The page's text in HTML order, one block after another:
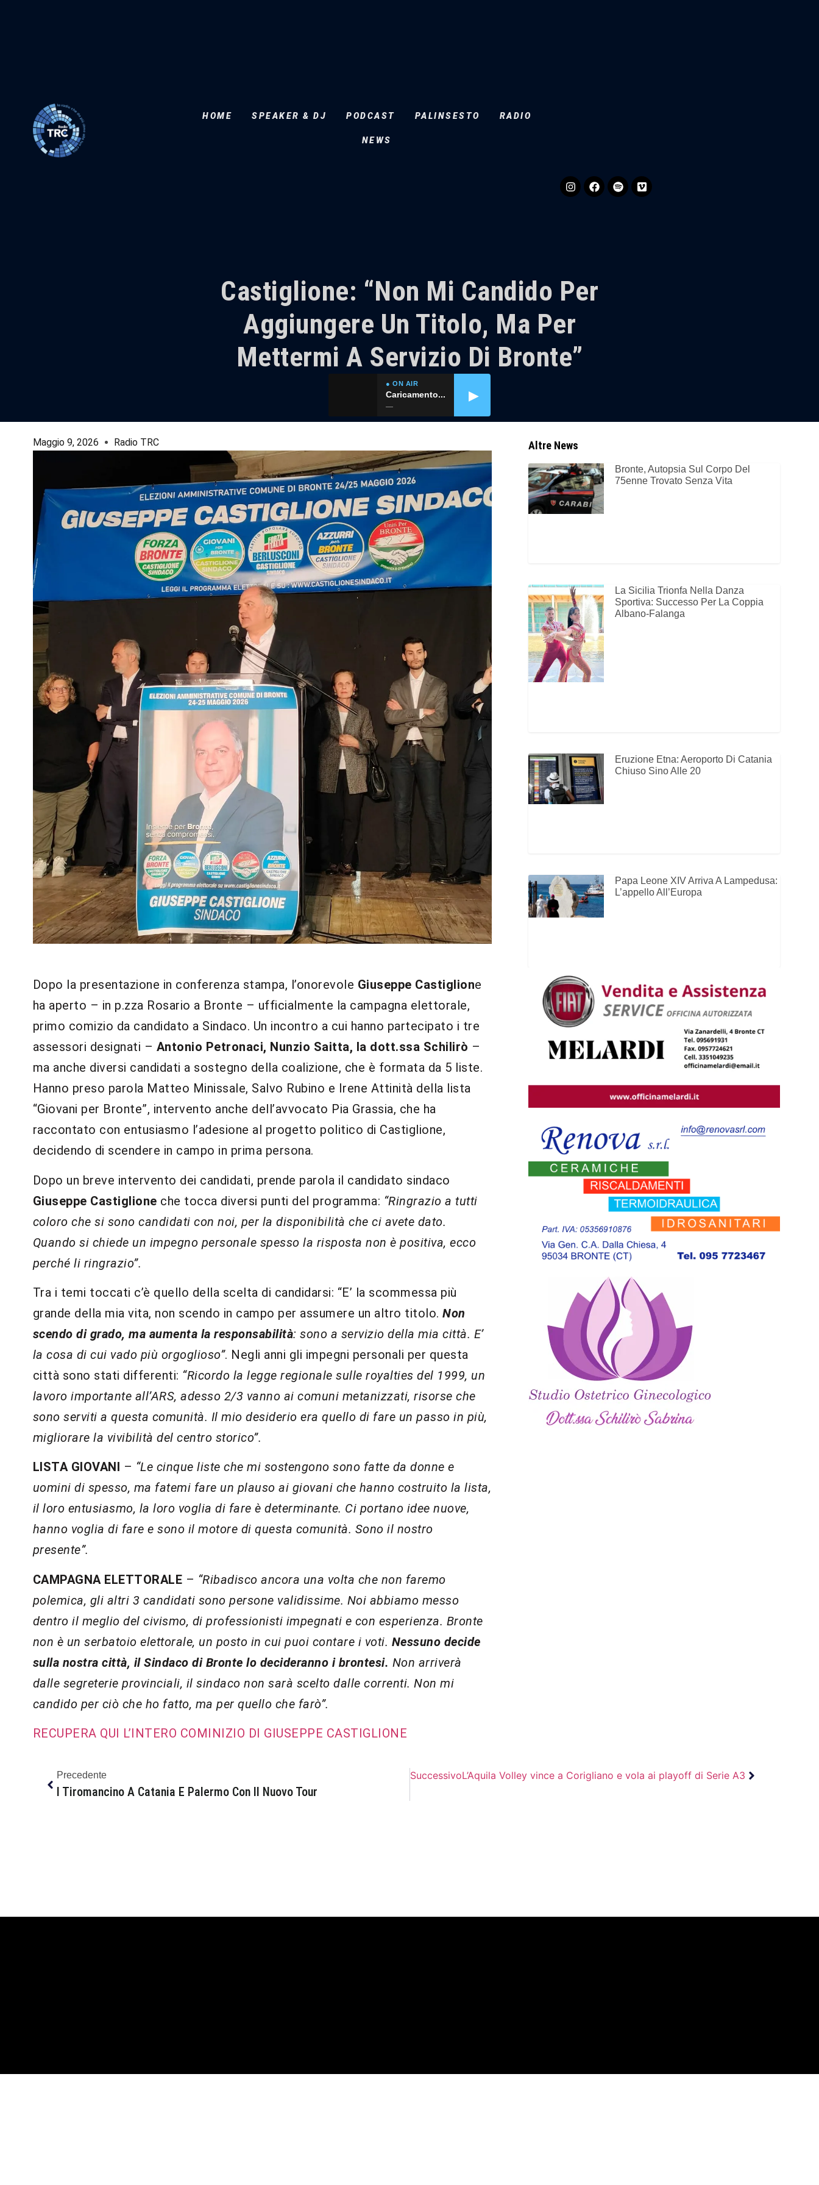
HOME SPEAKER & DJ PODCAST PALINSESTO RADIO
NEWS
Castiglione: “Non Mi Candido Per
Aggiungere Un Titolo, Ma Per
Mettermi A Servizio Di Bronte”
● ON AIR
Caricamento...
—
▶
Maggio 9, 2026 Radio TRC
Dopo la presentazione in conferenza stampa, l’onorevole Giuseppe Castiglione
ha aperto – in p.zza Rosario a Bronte – ufficialmente la campagna elettorale,
primo comizio da candidato a Sindaco. Un incontro a cui hanno partecipato i tre
assessori designati – Antonio Petronaci, Nunzio Saitta, la dott.ssa Schilirò –
ma anche diversi candidati a sostegno della coalizione, che è formata da 5 liste.
Hanno preso parola Matteo Minissale, Salvo Rubino e Irene Attinità della lista
“Giovani per Bronte”, intervento anche dell’avvocato Pia Grassia, che ha
raccontato con entusiasmo l’adesione al progetto politico di Castiglione,
decidendo di scendere in campo in prima persona.
Dopo un breve intervento dei candidati, prende parola il candidato sindaco
Giuseppe Castiglione che tocca diversi punti del programma: “Ringrazio a tutti
coloro che si sono candidati con noi, per la disponibilità che ci avete dato.
Quando si chiede un impegno personale spesso la risposta non è positiva, ecco
perché li ringrazio”.
Tra i temi toccati c’è quello della scelta di candidarsi: “E’ la scommessa più
grande della mia vita, non scendo in campo per assumere un altro titolo. Non
scendo di grado, ma aumenta la responsabilità: sono a servizio della mia città. E’
la cosa di cui vado più orgoglioso”. Negli anni gli impegni personali per questa
città sono stati differenti: “Ricordo la legge regionale sulle royalties del 1999, un
lavoro importante all’ARS, adesso 2/3 vanno ai comuni metanizzati, risorse che
sono serviti a questa comunità. Il mio desiderio era quello di fare un passo in più,
migliorare la vivibilità del centro storico”.
LISTA GIOVANI – “Le cinque liste che mi sostengono sono fatte da donne e
uomini di spesso, ma fatemi fare un plauso ai giovani che hanno costruito la lista,
il loro entusiasmo, la loro voglia di fare è determinante. Ci portano idee nuove,
hanno voglia di fare e sono il motore di questa comunità. Sono il nostro
presente”.
CAMPAGNA ELETTORALE – “Ribadisco ancora una volta che non faremo
polemica, gli altri 3 candidati sono persone validissime. Noi abbiamo messo
dentro il meglio del civismo, di professionisti impegnati e con esperienza. Bronte
non è un serbatoio elettorale, un posto in cui puoi contare i voti. Nessuno decide
sulla nostra città, il Sindaco di Bronte lo decideranno i brontesi. Non arriverà
dalle segreterie provinciali, il sindaco non sarà scelto dalle correnti. Non mi
candido per ciò che ho fatto, ma per quello che farò”.
RECUPERA QUI L’INTERO COMINIZIO DI GIUSEPPE CASTIGLIONE
Altre News
Bronte, Autopsia Sul Corpo Del
75enne Trovato Senza Vita
La Sicilia Trionfa Nella Danza
Sportiva: Successo Per La Coppia
Albano-Falanga
Eruzione Etna: Aeroporto Di Catania
Chiuso Sino Alle 20
Papa Leone XIV Arriva A Lampedusa:
L’appello All’Europa
Precedente
I Tiromancino A Catania E Palermo Con Il Nuovo Tour
SuccessivoL’Aquila Volley vince a Corigliano e vola ai playoff di Serie A3